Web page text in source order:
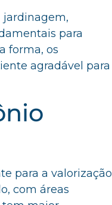
jardinagem,
para
forma, os
agradável para
para a valorização
com áreas